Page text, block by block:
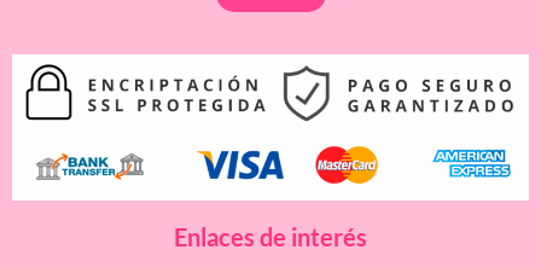
Enlaces de interés